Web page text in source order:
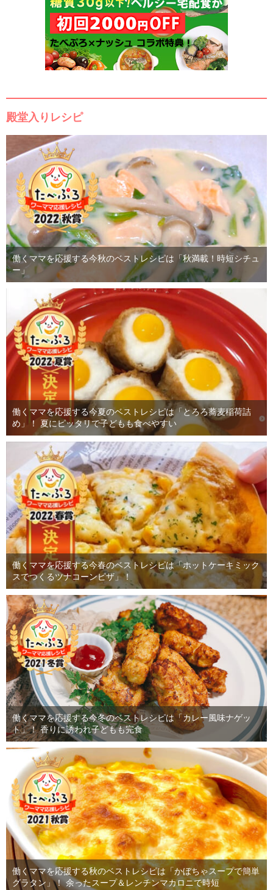
殿堂入りレシピ
働くママを応援する今秋のベストレシピは「秋満載！時短シチュ
ー」
働くママを応援する今夏のベストレシピは「とろろ蕎麦稲荷詰
め」！ 夏にピッタリで子どもも食べやすい
働くママを応援する今春のベストレシピは「ホットケーキミック
スでつくるツナコーンピザ」！
働くママを応援する今冬のベストレシピは「カレー風味ナゲッ
ト」！ 香りに誘われ子どもも完食
働くママを応援する秋のベストレシピは「かぼちゃスープで簡単
グラタン」！ 余ったスープ＆レンチンマカロニで時短